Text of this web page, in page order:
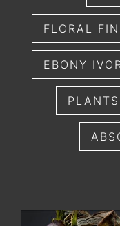
FLORAL
EBONY